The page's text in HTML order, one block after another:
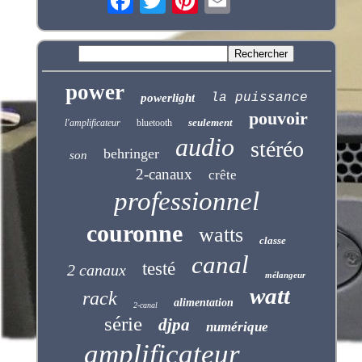
power powerlight la puissance
l'amplificateur bluetooth seulement pouvoir
son behringer audio stéréo
2-canaux crête
professionnel
couronne watts classe
2 canaux testé canal mélangeur
rack 2-canal alimentation watt
série djpa numérique
amplificateur